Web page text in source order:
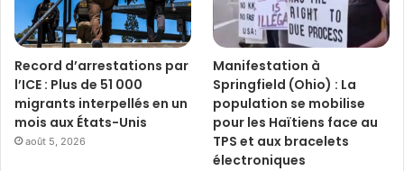
Record d’arrestations par
l’ICE : Plus de 51 000
migrants interpellés en un
mois aux États-Unis
août 5, 2026
Manifestation à
Springfield (Ohio) : La
population se mobilise
pour les Haïtiens face au
TPS et aux bracelets
électroniques